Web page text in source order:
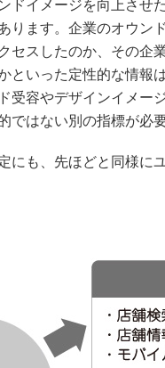
ドイメージを向上させ
ります。企業のオウン
セスしたのか、その企
といった定性的な情報
受容やデザインイメー
ではない別の指標が必
にも、先ほどと同様に